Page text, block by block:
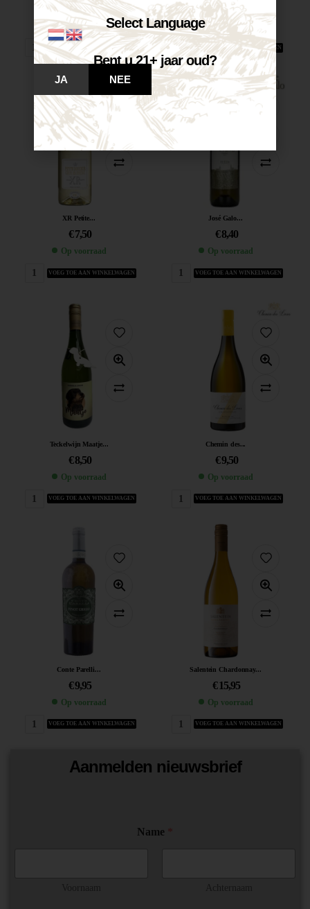
€7,25
Op voorraad
VOEG TOE AAN WINKELWAGEN
€ 7,25
Op voorraad
VOEG TOE AAN WINKELWAGEN
XR Petite...
€ 7,50
Op voorraad
VOEG TOE AAN WINKELWAGEN
José Galo...
€ 8,40
Op voorraad
VOEG TOE AAN WINKELWAGEN
Teckelwijn Maatje...
€ 8,50
Op voorraad
VOEG TOE AAN WINKELWAGEN
Chemin des...
€9,50
Op voorraad
VOEG TOE AAN WINKELWAGEN
Conte Parelli...
€9,95
Op voorraad
VOEG TOE AAN WINKELWAGEN
Salentein Chardonnay...
€15,95
Op voorraad
VOEG TOE AAN WINKELWAGEN
Aanmelden nieuwsbrief
a
Name
Select Language
Bent u 21+ jaar oud?
JA NEE